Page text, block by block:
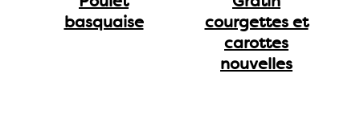
basquaise
courgettes et
carottes
nouvelles